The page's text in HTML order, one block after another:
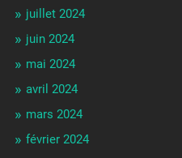
juillet 2024
juin 2024
mai 2024
avril 2024
mars 2024
février 2024